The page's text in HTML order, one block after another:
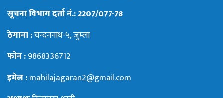
सूचना विभाग दर्ता नं.: 2207/077-78
ठेगाना :चन्दननाथ-५, जुम्ला
फोन :9868336712
इमेल :mahilajagaran2@gmail.com